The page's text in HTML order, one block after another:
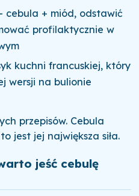
- cebula + miód, odstawić
profilaktycznie w
kuchni francuskiej, który
wersji na bulionie
przepisów. Cebula
jest jej największa siła.
jeść cebulę